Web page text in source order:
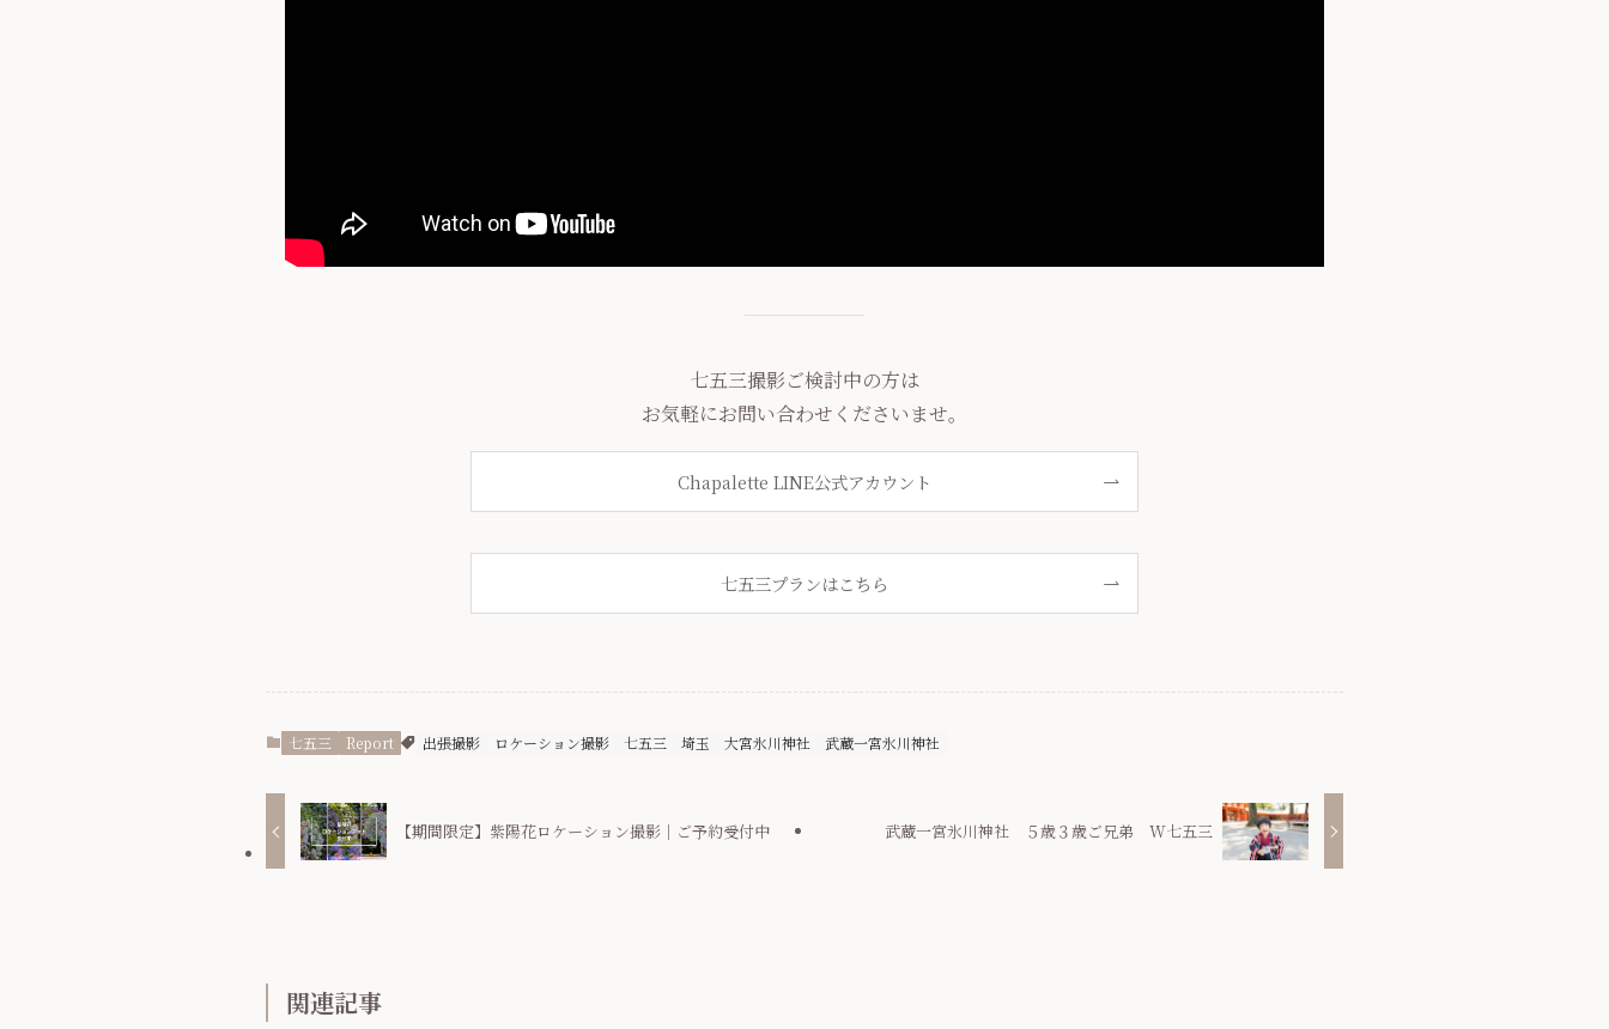
七五三撮影ご検討中の方は
お気軽にお問い合わせくださいませ。
Chapalette LINE公式アカウント
七五三プランはこちら
七五三 Report 出張撮影 ロケーション撮影 七五三 埼玉 大宮氷川神社 武蔵一宮氷川神社
【期間限定】紫陽花ロケーション撮影｜ご予約受付中 武蔵一宮氷川神社 ５歳３歳ご兄弟 W七五三
関連記事